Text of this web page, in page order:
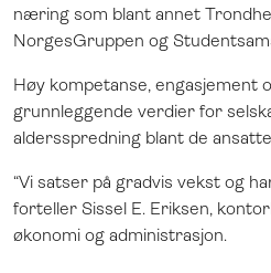
næring som blant annet
NorgesGruppen og
Høy kompetanse, engasjement
grunnleggende verdier for
aldersspredning blant de
“Vi satser på gradvis vekst og
forteller Sissel E. Eriksen,
økonomi og administrasjon.